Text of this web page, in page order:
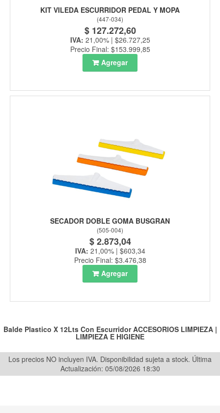
KIT VILEDA ESCURRIDOR PEDAL Y MOPA
(447-034)
$ 127.272,60
IVA: 21,00% | $26.727,25
Precio Final: $153.999,85
Agregar
SECADOR DOBLE GOMA BUSGRAN
(505-004)
$ 2.873,04
IVA: 21,00% | $603,34
Precio Final: $3.476,38
Agregar
Balde Plastico X 12Lts Con Escurridor ACCESORIOS LIMPIEZA|
LIMPIEZA E HIGIENE
Los precios NO incluyen IVA. Disponibilidad sujeta a stock. Última
Actualización: 05/08/2026 18:30